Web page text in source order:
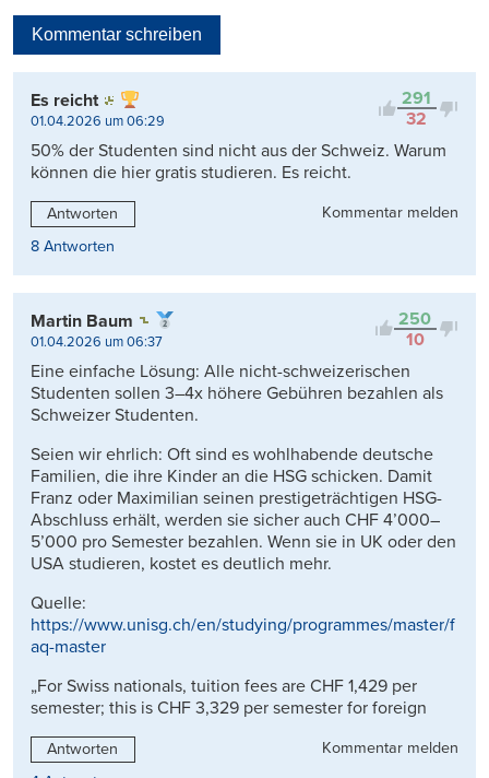
Kontrovers
Kommentar schreiben
291
32
Es reicht
01.04.2026 um 06:29
50% der Studenten sind nicht aus der Schweiz. Warum
können die hier gratis studieren. Es reicht.
Antworten
Kommentar melden
8 Antworten
250
10
Martin Baum
01.04.2026 um 06:37
Eine einfache Lösung: Alle nicht-schweizerischen
Studenten sollen 3–4x höhere Gebühren bezahlen als
Schweizer Studenten.
Seien wir ehrlich: Oft sind es wohlhabende deutsche
Familien, die ihre Kinder an die HSG schicken. Damit
Franz oder Maximilian seinen prestigeträchtigen HSG-
Abschluss erhält, werden sie sicher auch CHF 4’000–
5’000 pro Semester bezahlen. Wenn sie in UK oder den
USA studieren, kostet es deutlich mehr.
Quelle:
https://www.unisg.ch/en/studying/programmes/master/f
aq-master
„For Swiss nationals, tuition fees are CHF 1,429 per
semester; this is CHF 3,329 per semester for foreign
Antworten
Kommentar melden